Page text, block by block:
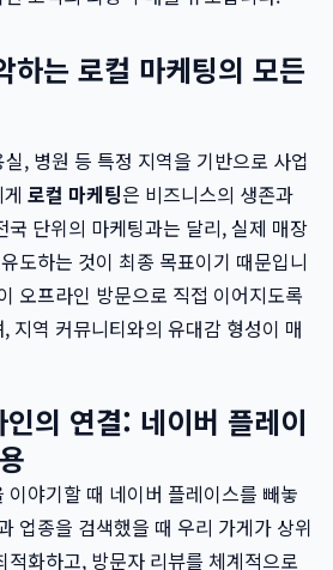
하는 로컬 마케팅의 모든
, 병원 등 특정 지역을 기반으로 사업
로컬 마케팅은 비즈니스의 생존과
국 단위의 마케팅과는 달리, 실제 매장
도하는 것이 최종 목표이기 때문입니
오프라인 방문으로 직접 이어지도록
지역 커뮤니티와의 유대감 형성이 매
의 연결: 네이버 플레이
이야기할 때 네이버 플레이스를 빼놓
업종을 검색했을 때 우리 가게가 상위
적화하고, 방문자 리뷰를 체계적으로